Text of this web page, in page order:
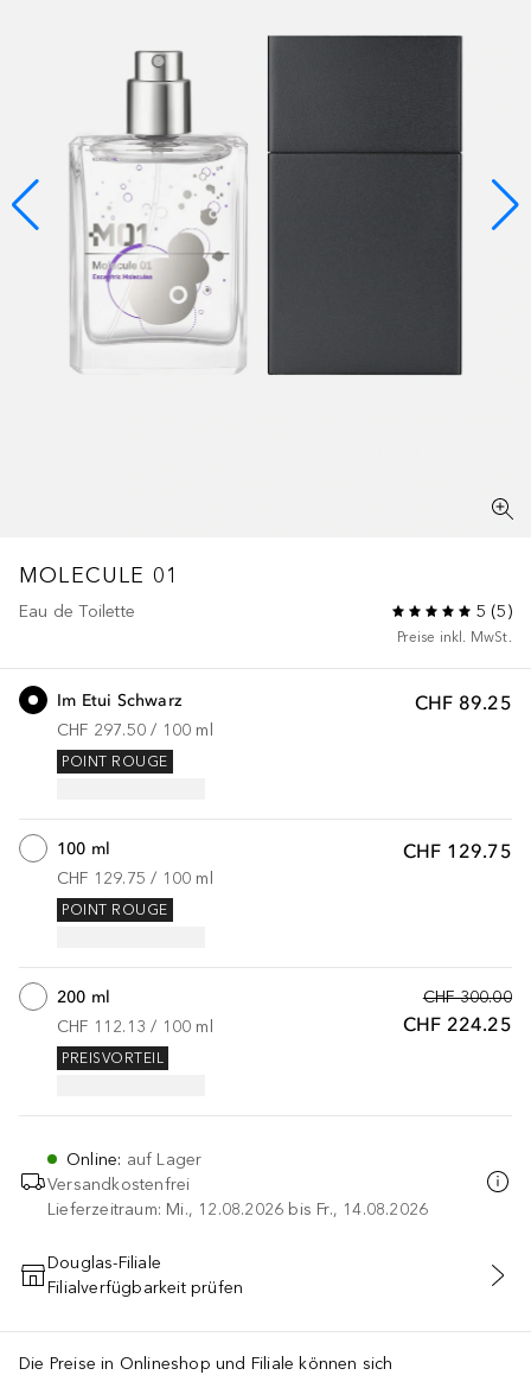
MOLECULE 01
Eau de Toilette 5 (5)
Preise inkl. MwSt.
CHF 89.25
Im Etui Schwarz
CHF 297.50 / 100 ml
POINT ROUGE
CHF 129.75
100 ml
CHF 129.75 / 100 ml
POINT ROUGE
CHF 300.00
CHF 224.25
200 ml
CHF 112.13 / 100 ml
PREISVORTEIL
Online: auf Lager
Versandkostenfrei
Lieferzeitraum: Mi., 12.08.2026 bis Fr., 14.08.2026
IN DEN WARENKORB
Douglas-Filiale
Filialverfügbarkeit prüfen
Die Preise in Onlineshop und Filiale können sich